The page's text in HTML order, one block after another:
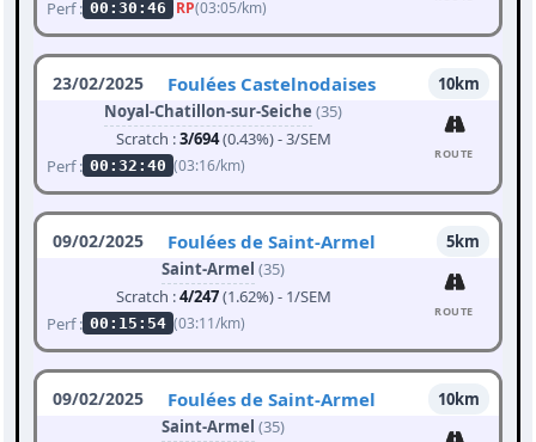
Perf : 00:30:46 RP(03:05/km)
23/02/2025 Foulées Castelnodaises
10km
Noyal-Chatillon-sur-Seiche (35)
Scratch :3/694(0.43%) - 3/SEM
Perf : 00:32:40 (03:16/km)
ROUTE
09/02/2025 Foulées de Saint-Armel
5km
Saint-Armel (35)
Scratch :4/247(1.62%) - 1/SEM
Perf : 00:15:54 (03:11/km)
ROUTE
09/02/2025 Foulées de Saint-Armel
10km
Saint-Armel (35)